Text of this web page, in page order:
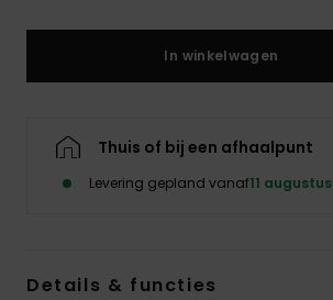
In winkelwagen
Thuis of bij een afhaalpunt
Levering gepland vanaf11 augustus
Details & functies